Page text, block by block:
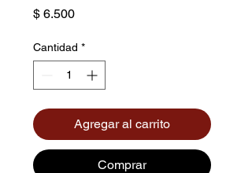
$ 6.500Precio
Cantidad *
Agregar al carrito
Comprar